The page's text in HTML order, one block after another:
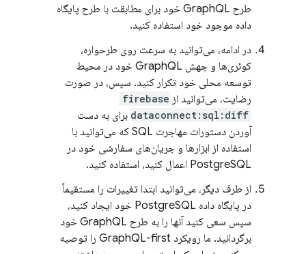
طرح GraphQL خود برای مطابقت با طرح پایگاه
داده موجود خود استفاده کنید.
در ادامه، می‌توانید به سرعت روی طرحواره،
کوئری‌ها و جهش GraphQL خود در محیط
توسعه محلی خود تکرار کنید. سپس، در صورت
رضایت، می‌توانید از firebase
dataconnect:sql:diff برای به دست
آوردن دستورات مهاجرت SQL که می‌توانید با
استفاده از ابزارها و جریان‌های سفارشی خود در
PostgreSQL اعمال کنید، استفاده کنید.
از طرف دیگر، می‌توانید ابتدا تغییرات را مستقیماً
در پایگاه داده PostgreSQL خود ایجاد کنید،
سپس سعی کنید آنها را به طرح GraphQL خود
برگردانید. ما رویکرد GraphQL-first را توصیه